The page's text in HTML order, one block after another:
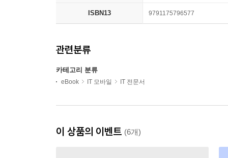
ISBN13 9791175796577
관련분류
카테고리 분류
eBook IT 모바일 IT 전문서
이 상품의 이벤트 (6개)